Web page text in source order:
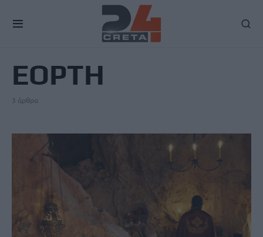
ΕΟΡΤΗ
3 άρθρα